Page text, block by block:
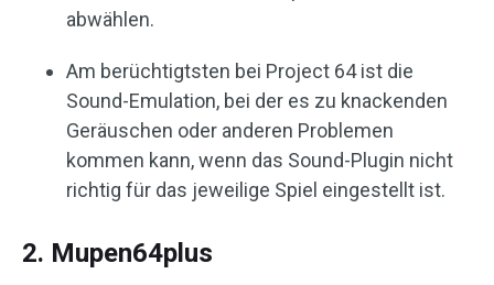
abwählen.
Am berüchtigtsten bei Project 64 ist die
Sound-Emulation, bei der es zu knackenden
Geräuschen oder anderen Problemen
kommen kann, wenn das Sound-Plugin nicht
richtig für das jeweilige Spiel eingestellt ist.
2. Mupen64plus